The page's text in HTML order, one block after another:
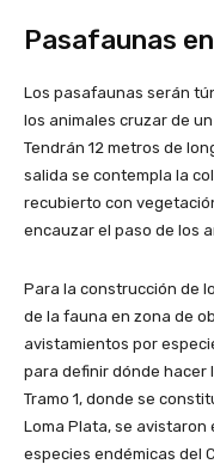
Pasafaunas
Los pasafaunas serán
los animales cruzar de
Tendrán 12 metros de
salida se contempla la
recubierto con
encauzar el paso de los
Para la construcción de
de la fauna en zona de
avistamientos por
para definir dónde hacer
Tramo 1, donde se
Loma Plata, se
especies endémicas del